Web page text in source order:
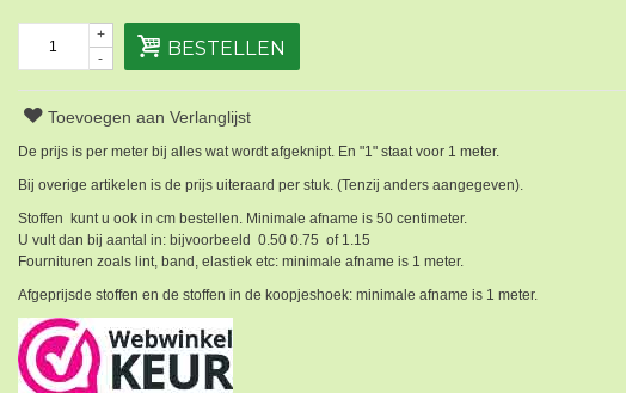
-
+
BESTELLEN
Toevoegen aan Verlanglijst
De prijs is per meter bij alles wat wordt afgeknipt. En "1" staat voor 1 meter.
Bij overige artikelen is de prijs uiteraard per stuk. (Tenzij anders aangegeven).
Stoffen kunt u ook in cm bestellen. Minimale afname is 50 centimeter.
U vult dan bij aantal in: bijvoorbeeld 0.50 0.75 of 1.15
Fournituren zoals lint, band, elastiek etc: minimale afname is 1 meter.
Afgeprijsde stoffen en de stoffen in de koopjeshoek: minimale afname is 1 meter.